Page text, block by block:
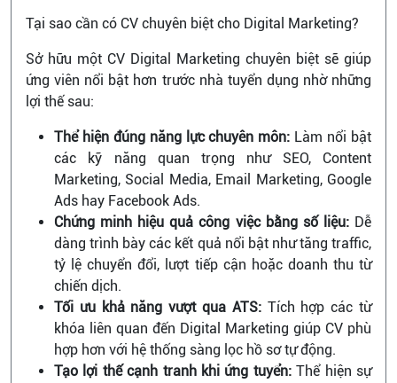
Tại sao cần có CV chuyên biệt cho Digital Marketing?
Sở hữu một CV Digital Marketing chuyên biệt sẽ giúp
ứng viên nổi bật hơn trước nhà tuyển dụng nhờ những
lợi thế sau:
Thể hiện đúng năng lực chuyên môn: Làm nổi bật
các kỹ năng quan trọng như SEO, Content
Marketing, Social Media, Email Marketing, Google
Ads hay Facebook Ads.
Chứng minh hiệu quả công việc bằng số liệu:Dễ
dàng trình bày các kết quả nổi bật như tăng traffic,
tỷ lệ chuyển đổi, lượt tiếp cận hoặc doanh thu từ
chiến dịch.
Tối ưu khả năng vượt qua ATS:Tích hợp các từ
khóa liên quan đến Digital Marketing giúp CV phù
hợp hơn với hệ thống sàng lọc hồ sơ tự động.
Tạo lợi thế cạnh tranh khi ứng tuyển:Thể hiện sự